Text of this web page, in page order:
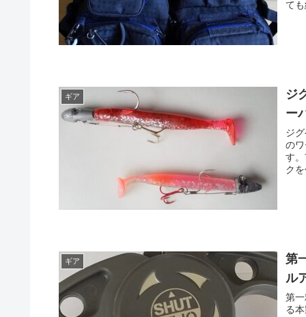
て
ギア
ジ
ー
ジ
の
す
ク
ギア
第
ル
第
る